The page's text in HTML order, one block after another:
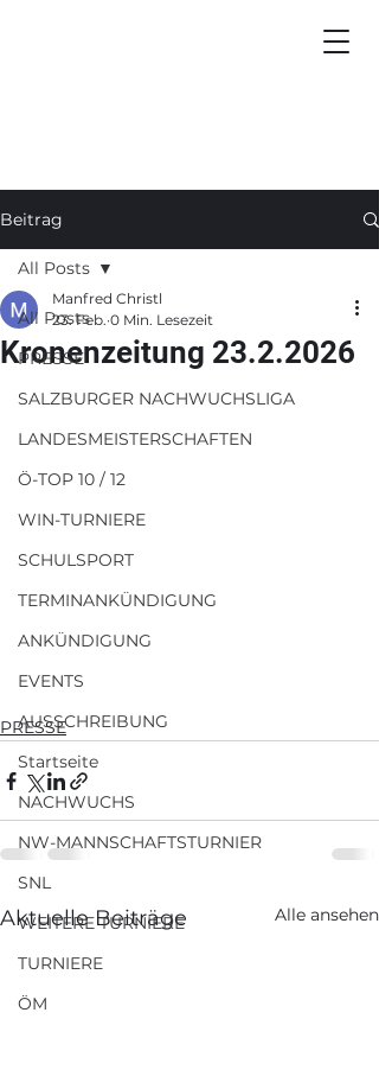
Beitrag
All Posts
PRESSE
SALZBURGER NACHWUCHSLIGA
LANDESMEISTERSCHAFTEN
Ö-TOP 10 / 12
WIN-TURNIERE
SCHULSPORT
TERMINANKÜNDIGUNG
ANKÜNDIGUNG
EVENTS
AUSSCHREIBUNG
Startseite
NACHWUCHS
NW-MANNSCHAFTSTURNIER
SNL
WEITERE TURNIERE
TURNIERE
ÖM
All Posts
Kronenzeitung 23.2.2026
Manfred Christl
23. Feb. 0 Min. Lesezeit
PRESSE
Aktuelle Beiträge Alle ansehen